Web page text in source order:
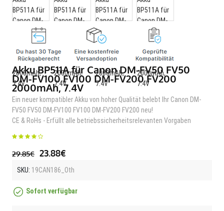
Akku BP511A für Canon DM-FV50 FV50
DM-FV100 FV100 DM-FV200 FV200
2000mAh, 7.4V
Ein neuer kompatibler Akku von hoher Qualität belebt Ihr Canon DM-
FV50 FV50 DM-FV100 FV100 DM-FV200 FV200 neu!
CE & RoHs - Erfüllt alle betriebssicherheitsrelevanten Vorgaben
29.85€ 23.88€
SKU: 19CAN186_Oth
Sofort verfügbar